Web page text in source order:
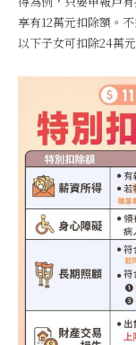
享有12萬元扣除額。
以下子女可扣除24萬